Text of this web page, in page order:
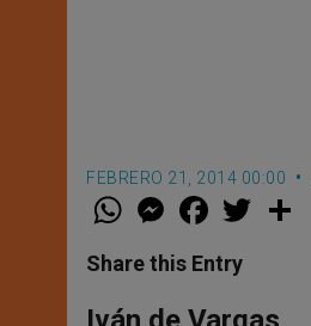
FEBRERO 21, 2014 00:00
W
t
s
p
M
e
s
e
g
F
a
e
b
o
w
r
Share this Entry